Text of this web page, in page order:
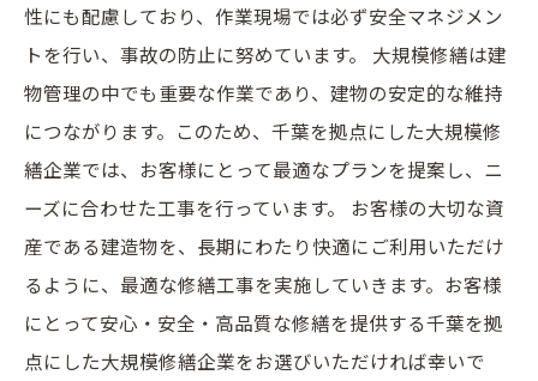
性にも配慮しており、作業現場では必ず安全マネジメン
トを行い、事故の防止に努めています。 大規模修繕は建
物管理の中でも重要な作業であり、建物の安定的な維持
につながります。このため、千葉を拠点にした大規模修
繕企業では、お客様にとって最適なプランを提案し、ニ
ーズに合わせた工事を行っています。 お客様の大切な資
産である建造物を、長期にわたり快適にご利用いただけ
るように、最適な修繕工事を実施していきます。お客様
にとって安心・安全・高品質な修繕を提供する千葉を拠
点にした大規模修繕企業をお選びいただければ幸いで